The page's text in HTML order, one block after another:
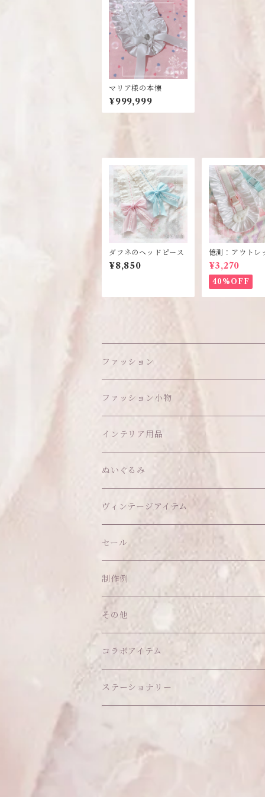
マリア様の本懐
¥999,999
ダフネのヘッドピース
¥8,850
憶測：アウトレ
¥3,270
40%OFF
ファッション
ワンピース
アウター
トップス
ボトムス
ファッション小物
ヘッドアイテム
ヘアクリップ
ヘッドドレス
アクセサリー
イヤリング
ピアス
リング
ソックス
バッグ
ショルダーバッグ
お散歩バッグ
ポーチ
コインケース
カードケース
キーホルダー
その他
インテリア用品
オブジェ
ウォールデコ
その他
ティッシュケース
クッション・座布団
ハンガー
マット
ぬいぐるみ
ぬいちゃん本体
アクセサリー
ヘッドドレス Sサイズ
ヘッドドレス Mサイズ
アウトフィット
その他
ヴィンテージアイテム
セール
制作例
その他
あこがれシリーズ
福音シリーズ
コラボアイテム
はるぽんの愛のつづき♡はるぽん生誕祭
ステーショナリー